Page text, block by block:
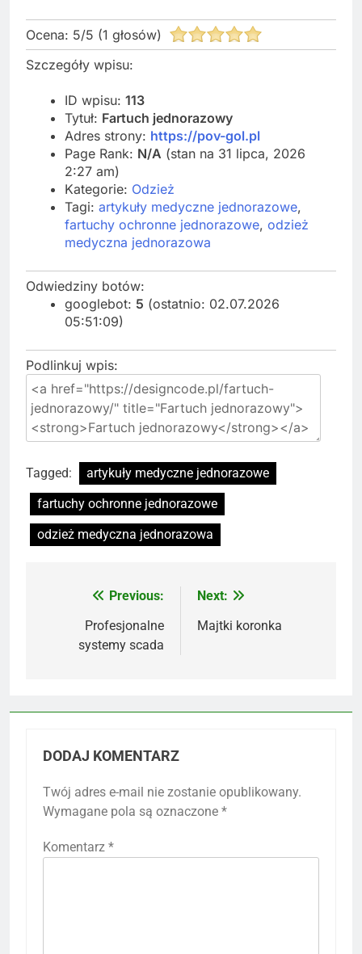
Ocena: 5/5 (1 głosów)
Szczegóły wpisu:
ID wpisu: 113
Tytuł: Fartuch jednorazowy
Adres strony: https://pov-gol.pl
Page Rank: N/A (stan na 31 lipca, 2026
2:27 am)
Kategorie: Odzież
Tagi: artykuły medyczne jednorazowe,
fartuchy ochronne jednorazowe, odzież
medyczna jednorazowa
Odwiedziny botów:
googlebot: 5 (ostatnio: 02.07.2026
05:51:09)
Podlinkuj wpis:
Tagged:
artykuły medyczne jednorazowe
fartuchy ochronne jednorazowe
odzież medyczna jednorazowa
Nawigacja
wpisu
Previous:
Profesjonalne
systemy scada
Next:
Majtki koronka
DODAJ KOMENTARZ
Twój adres e-mail nie zostanie opublikowany.
Wymagane pola są oznaczone *
Komentarz *